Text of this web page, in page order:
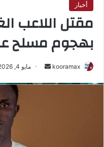
أخبار
مقتل اللاعب
بهجوم مسلح
kooramax مايو 4, 2026